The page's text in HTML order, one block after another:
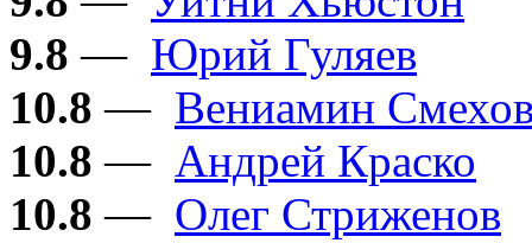
9.8 — Юрий Гуляев
10.8 — Вениамин
10.8 — Андрей Краско
10.8 — Олег Стриженов